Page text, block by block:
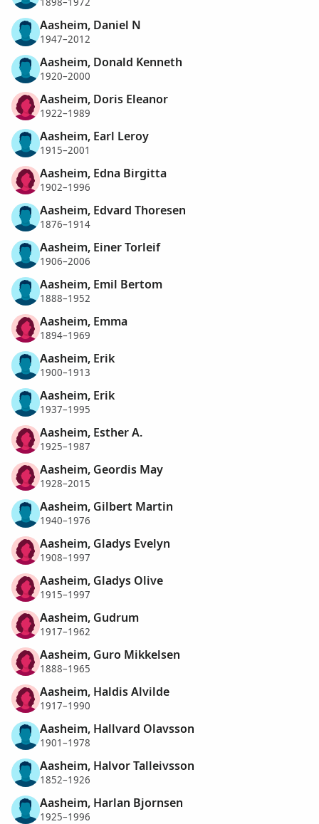
Aasheim, Daniel N
1947–2012
Aasheim, Donald Kenneth
1920–2000
Aasheim, Doris Eleanor
1922–1989
Aasheim, Earl Leroy
1915–2001
Aasheim, Edna Birgitta
1902–1996
Aasheim, Edvard Thoresen
1876–1914
Aasheim, Einer Torleif
1906–2006
Aasheim, Emil Bertom
1888–1952
Aasheim, Emma
1894–1969
Aasheim, Erik
1900–1913
Aasheim, Erik
1937–1995
Aasheim, Esther A.
1925–1987
Aasheim, Geordis May
1928–2015
Aasheim, Gilbert Martin
1940–1976
Aasheim, Gladys Evelyn
1908–1997
Aasheim, Gladys Olive
1915–1997
Aasheim, Gudrum
1917–1962
Aasheim, Guro Mikkelsen
1888–1965
Aasheim, Haldis Alvilde
1917–1990
Aasheim, Hallvard Olavsson
1901–1978
Aasheim, Halvor Talleivsson
1852–1926
Aasheim, Harlan Bjornsen
1925–1996